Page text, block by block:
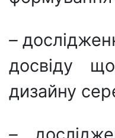
–
досвіду
дизайну